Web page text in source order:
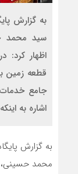
به گزارش
سید محمد
جامع
اشاره به
به گزارش
محمد حسینی،